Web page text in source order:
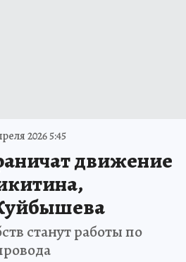
2026 5:45
движение
станут работы по